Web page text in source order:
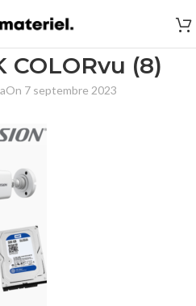
COLORvu (8)
On 7 septembre 2023